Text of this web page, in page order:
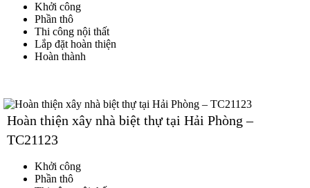
Khởi công
Phần thô
Thi công nội thất
Lắp đặt hoàn thiện
Hoàn thành
Hoàn thiện xây nhà biệt thự tại Hải Phòng –
TC21123
Khởi công
Phần thô